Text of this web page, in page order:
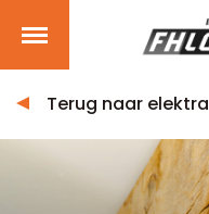
Terug naar elektra